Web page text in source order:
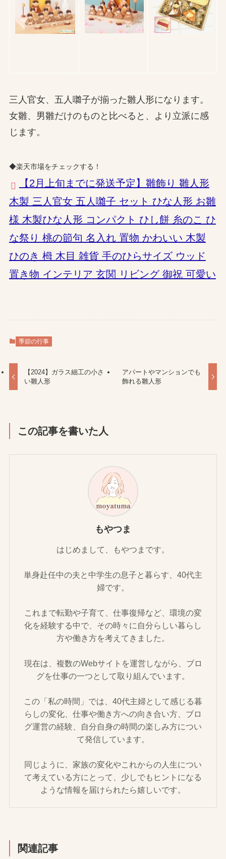
三人官女、五人囃子が揃った雛人形になります。
女雛、男雛だけのものと比べると、より立派に感
じます。
◆楽天市場をチェックする！
【2月上旬までに発送予定】雛飾り 雛人形
木製 三人官女 五人囃子 セット ひな人形 お雛
様 木製ひな人形 コンパクト ひし餅 糸のこ ひ
な祭り 桃の節句 名入れ 置物 かわいい 木製
ひのき 栂 木目 雑貨 手のひらサイズ ウッド
置き物 インテリア 玄関 リビング 御祝 可愛い
季節の行事
【2024】ガラス細工の小さ
い雛人形
アパートやマンションでも
飾れる雛人形
この記事を書いた人
もやつま
はじめまして、もやつまです。
単身赴任中の夫と中学生の息子と暮らす、40代主
婦です。
これまで転勤や子育て、仕事復帰など、環境の変
化を経験する中で、その時々に自分らしい暮らし
方や働き方を考えてきました。
現在は、複数のWebサイトを運営しながら、ブロ
グを仕事の一つとして取り組んでいます。
この「私の時間」では、40代主婦として感じる暮
らしの変化、仕事や働き方への向き合い方、ブロ
グ運営の経験、自分自身の時間の楽しみ方につい
て発信しています。
同じように、家族の変化やこれからの人生につい
て考えている方にとって、少しでもヒントになる
ような情報を届けられたら嬉しいです。
関連記事